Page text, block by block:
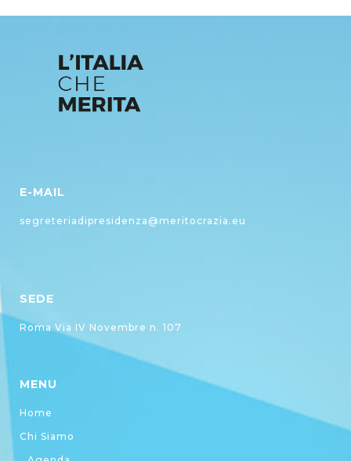
E-MAIL
segreteriadipresidenza@meritocrazia.eu
SEDE
Roma Via IV Novembre n. 107
MENU
Home
Chi Siamo